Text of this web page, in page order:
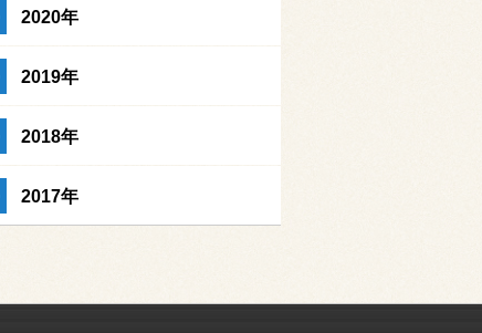
2020年
2019年
2018年
2017年